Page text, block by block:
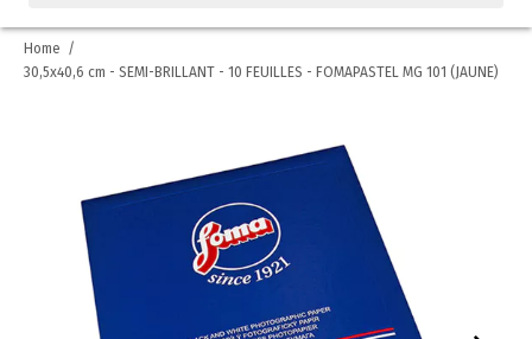
Home /
30,5x40,6 cm - SEMI-BRILLANT - 10 FEUILLES - FOMAPASTEL MG 101 (JAUNE)